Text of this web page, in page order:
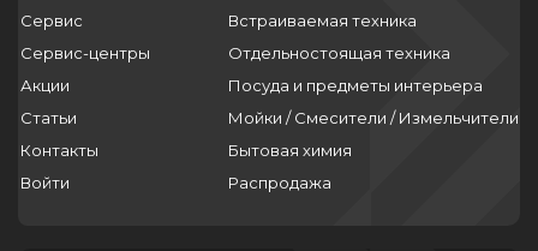
Сервис
Сервис-центры
Акции
Статьи
Контакты
Войти
Встраиваемая техника
Отдельностоящая техника
Посуда и предметы интерьера
Мойки / Смесители / Измельчители
Бытовая химия
Распродажа